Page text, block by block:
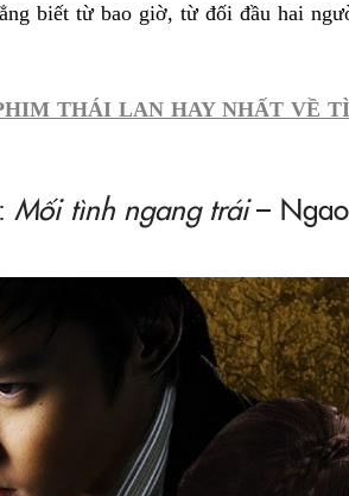
biết từ bao giờ, từ đối đầu hai
THÁI LAN HAY NHẤT VỀ
Mối tình ngang trái– Ngao